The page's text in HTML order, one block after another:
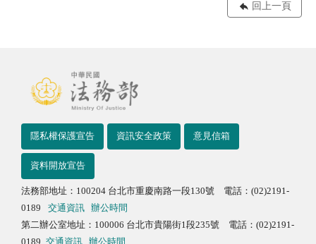
回上一頁
隱私權保護宣告 資訊安全政策 意見信箱
資料開放宣告
法務部地址：100204 台北市重慶南路一段130號 電話：(02)2191-
0189
交通資訊
辦公時間
第二辦公室地址：100006 台北市貴陽街1段235號 電話：(02)2191-
0189 交通資訊 辦公時間